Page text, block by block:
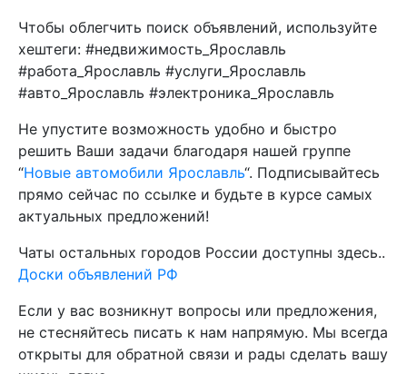
Чтобы облегчить поиск объявлений, используйте
хештеги: #недвижимость_Ярославль
#работа_Ярославль #услуги_Ярославль
#авто_Ярославль #электроника_Ярославль
Не упустите возможность удобно и быстро
решить Ваши задачи благодаря нашей группе
“Новые автомобили Ярославль“. Подписывайтесь
прямо сейчас по ссылке и будьте в курсе самых
актуальных предложений!
Чаты остальных городов России доступны здесь..
Доски объявлений РФ
Если у вас возникнут вопросы или предложения,
не стесняйтесь писать к нам напрямую. Мы всегда
открыты для обратной связи и рады сделать вашу